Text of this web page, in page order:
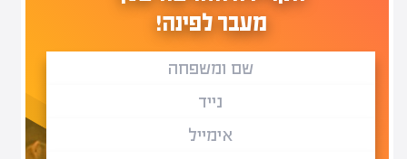
מעבר לפינה!